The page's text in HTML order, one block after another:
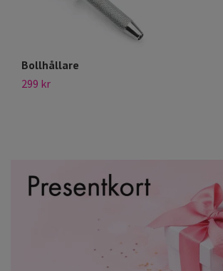
Bollhållare
299 kr